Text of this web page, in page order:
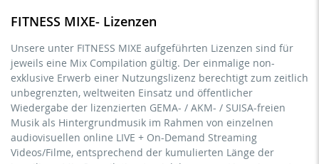
FITNESS MIXE- Lizenzen
Unsere unter FITNESS MIXE aufgeführten Lizenzen sind für
jeweils eine Mix Compilation gültig. Der einmalige non-
exklusive Erwerb einer Nutzungslizenz berechtigt zum zeitlich
unbegrenzten, weltweiten Einsatz und öffentlicher
Wiedergabe der lizenzierten GEMA- / AKM- / SUISA-freien
Musik als Hintergrundmusik im Rahmen von einzelnen
audiovisuellen online LIVE + On-Demand Streaming
Videos/Filme, entsprechend der kumulierten Länge der